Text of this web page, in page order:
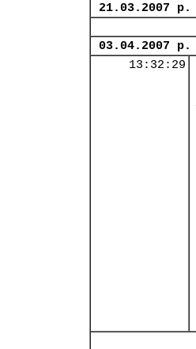
21.03.2007 р.
03.04.2007 р.
13:32:29